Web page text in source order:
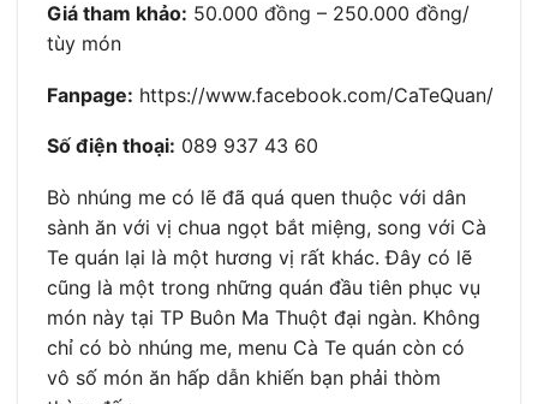
Giá tham khảo: 50.000 đồng – 250.000 đồng/
tùy món
Fanpage: https://www.facebook.com/CaTeQuan/
Số điện thoại: 089 937 43 60
Bò nhúng me có lẽ đã quá quen thuộc với dân
sành ăn với vị chua ngọt bắt miệng, song với Cà
Te quán lại là một hương vị rất khác. Đây có lẽ
cũng là một trong những quán đầu tiên phục vụ
món này tại TP Buôn Ma Thuột đại ngàn. Không
chỉ có bò nhúng me, menu Cà Te quán còn có
vô số món ăn hấp dẫn khiến bạn phải thòm